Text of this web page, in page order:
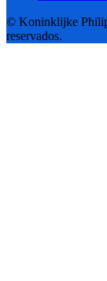
© Koninklijke
reservados.